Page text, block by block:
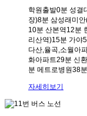
학원출발0분 성결
장)8분 삼성래미
10분 산본역 12분
리산역)15분 가야
다산,율곡,소월아
화아파트29분 신
분 메트로병원38분
자세히보기